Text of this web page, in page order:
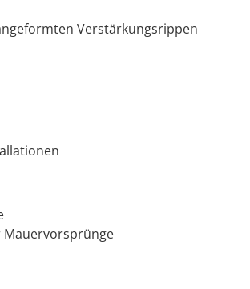
Verstärkungsrippen
Mauervorsprünge